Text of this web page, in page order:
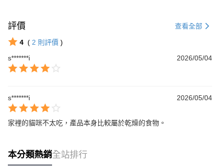
評價 查看全部
4 ( 2 則評價 )
s*******i
2026/05/04
s*******i 2026/05/04
家裡的貓咪不太吃，產品本身比較屬於乾燥的食物。
本分類熱銷全站排行